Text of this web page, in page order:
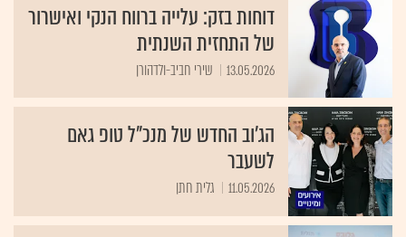
דוחות בזק: עלייה ברווח הנקי ואישרור
של התחזית השנתית
13.05.2026 שירי חביב-ולדהורן
הג'וב החדש של מנכ"ל טופ גאם
לשעבר
11.05.2026 גלית חתן